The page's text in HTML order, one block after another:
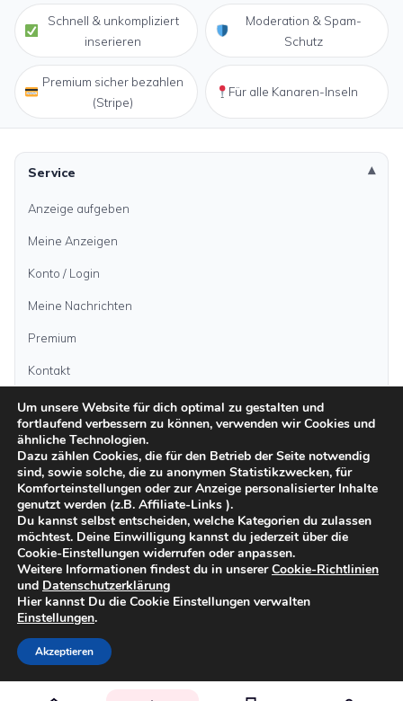
Schnell & unkompliziert
inserieren
Moderation & Spam-
Schutz
Premium sicher bezahlen
(Stripe)
Für alle Kanaren-Inseln
Service
Anzeige aufgeben
Meine Anzeigen
Konto / Login
Meine Nachrichten
Premium
Kontakt
Anzeige aufgeben
Kategorien
Inseln
ImpressumDatenschutzAGB Sicher inserierenModerationsrichtlinien
Um unsere Website für dich optimal zu gestalten und
fortlaufend verbessern zu können, verwenden wir Cookies und
ähnliche Technologien.
Dazu zählen Cookies, die für den Betrieb der Seite notwendig
sind, sowie solche, die zu anonymen Statistikzwecken, für
Komforteinstellungen oder zur Anzeige personalisierter Inhalte
genutzt werden (z.B. Affiliate-Links ).
Du kannst selbst entscheiden, welche Kategorien du zulassen
möchtest. Deine Einwilligung kannst du jederzeit über die
Cookie-Einstellungen widerrufen oder anpassen.
Weitere Informationen findest du in unsererCookie-Richtlinien
und Datenschutzerklärung
Hier kannst Du die Cookie Einstellungen verwalten
Einstellungen.
Akzeptieren